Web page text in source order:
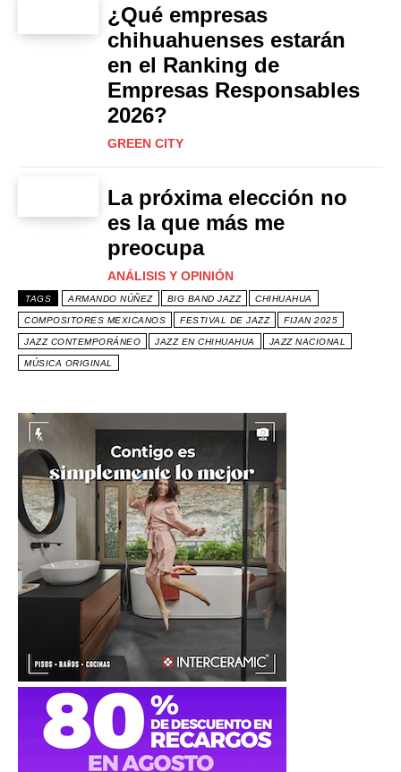
¿Qué empresas
chihuahuenses estarán
en el Ranking de
Empresas Responsables
2026?
GREEN CITY
La próxima elección no
es la que más me
preocupa
ANÁLISIS Y OPINIÓN
TAGS ARMANDO NÚÑEZ BIG BAND JAZZ CHIHUAHUA
COMPOSITORES MEXICANOS FESTIVAL DE JAZZ FIJAN 2025
JAZZ CONTEMPORÁNEO JAZZ EN CHIHUAHUA JAZZ NACIONAL
MÚSICA ORIGINAL